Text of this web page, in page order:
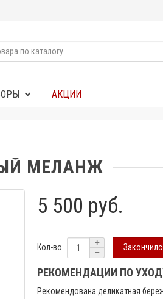
АКЦИИ
МЕЛАНЖ
5 500 руб.
Кол-во
РЕКОМЕНДАЦИИ ПО
Рекомендована деликатная